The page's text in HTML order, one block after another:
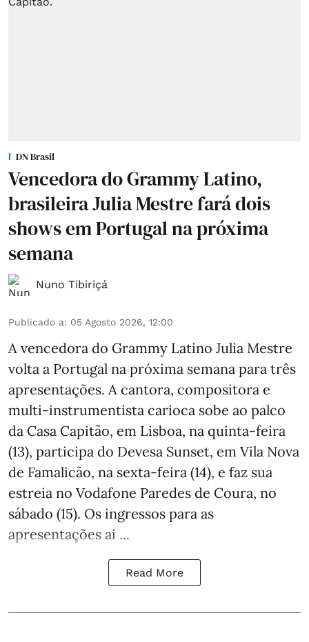
DN Brasil
Vencedora do Grammy Latino,
brasileira Julia Mestre fará dois
shows em Portugal na próxima
semana
Nuno Tibiriçá
Publicado a: 05 Agosto 2026, 12:00
A vencedora do Grammy Latino Julia Mestre
volta a Portugal na próxima semana para três
apresentações. A cantora, compositora e
multi-instrumentista carioca sobe ao palco
da Casa Capitão, em Lisboa, na quinta-feira
(13), participa do Devesa Sunset, em Vila Nova
de Famalicão, na sexta-feira (14), e faz sua
estreia no Vodafone Paredes de Coura, no
sábado (15). Os ingressos para as
apresentações ai ...
Read More